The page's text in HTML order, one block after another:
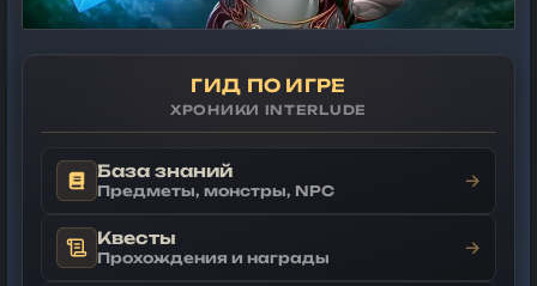
ГИД ПО ИГРЕ
ХРОНИКИ INTERLUDE
База знаний
Предметы, монстры, NPC →
Квесты
Прохождения и награды →